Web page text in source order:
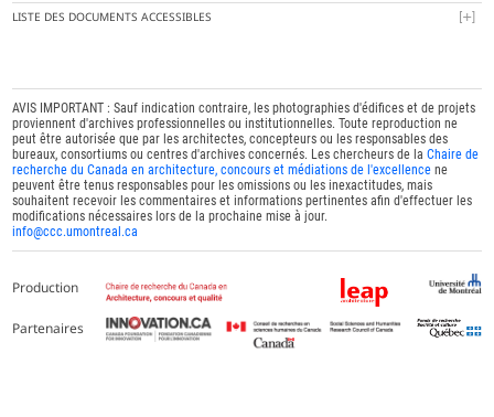
LISTE DES DOCUMENTS ACCESSIBLES
AVIS IMPORTANT : Sauf indication contraire, les photographies d'édifices et de projets
proviennent d'archives professionnelles ou institutionnelles. Toute reproduction ne
peut être autorisée que par les architectes, concepteurs ou les responsables des
bureaux, consortiums ou centres d'archives concernés. Les chercheurs de laChaire de
recherche du Canada en architecture, concours et médiations de l'excellence ne
peuvent être tenus responsables pour les omissions ou les inexactitudes, mais
souhaitent recevoir les commentaires et informations pertinentes afin d'effectuer les
modifications nécessaires lors de la prochaine mise à jour.
info@ccc.umontreal.ca
Production
Partenaires